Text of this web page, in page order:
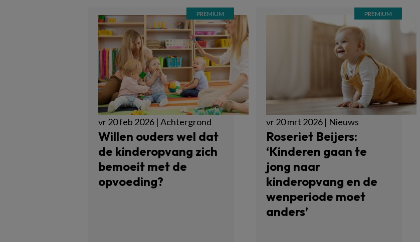
vr 20 feb 2026 | Achtergrond
Willen ouders wel dat
de kinderopvang zich
bemoeit met de
opvoeding?
vr 20 mrt 2026 | Nieuws
Roseriet Beijers:
‘Kinderen gaan te
jong naar
kinderopvang en de
wenperiode moet
anders’